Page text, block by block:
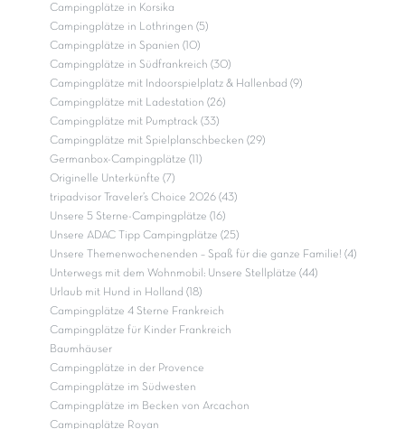
Campingplätze in Korsika
Campingplätze in Lothringen (5)
Campingplätze in Spanien (10)
Campingplätze in Südfrankreich (30)
Campingplätze mit Indoorspielplatz & Hallenbad (9)
Campingplätze mit Ladestation (26)
Campingplätze mit Pumptrack (33)
Campingplätze mit Spielplanschbecken (29)
Germanbox-Campingplätze (11)
Originelle Unterkünfte (7)
tripadvisor Traveler’s Choice 2026 (43)
Unsere 5 Sterne-Campingplätze (16)
Unsere ADAC Tipp Campingplätze (25)
Unsere Themenwochenenden – Spaß für die ganze Familie! (4)
Unterwegs mit dem Wohnmobil: Unsere Stellplätze (44)
Urlaub mit Hund in Holland (18)
Campingplätze 4 Sterne Frankreich
Campingplätze für Kinder Frankreich
Baumhäuser
Campingplätze in der Provence
Campingplätze im Südwesten
Campingplätze im Becken von Arcachon
Campingplätze Royan